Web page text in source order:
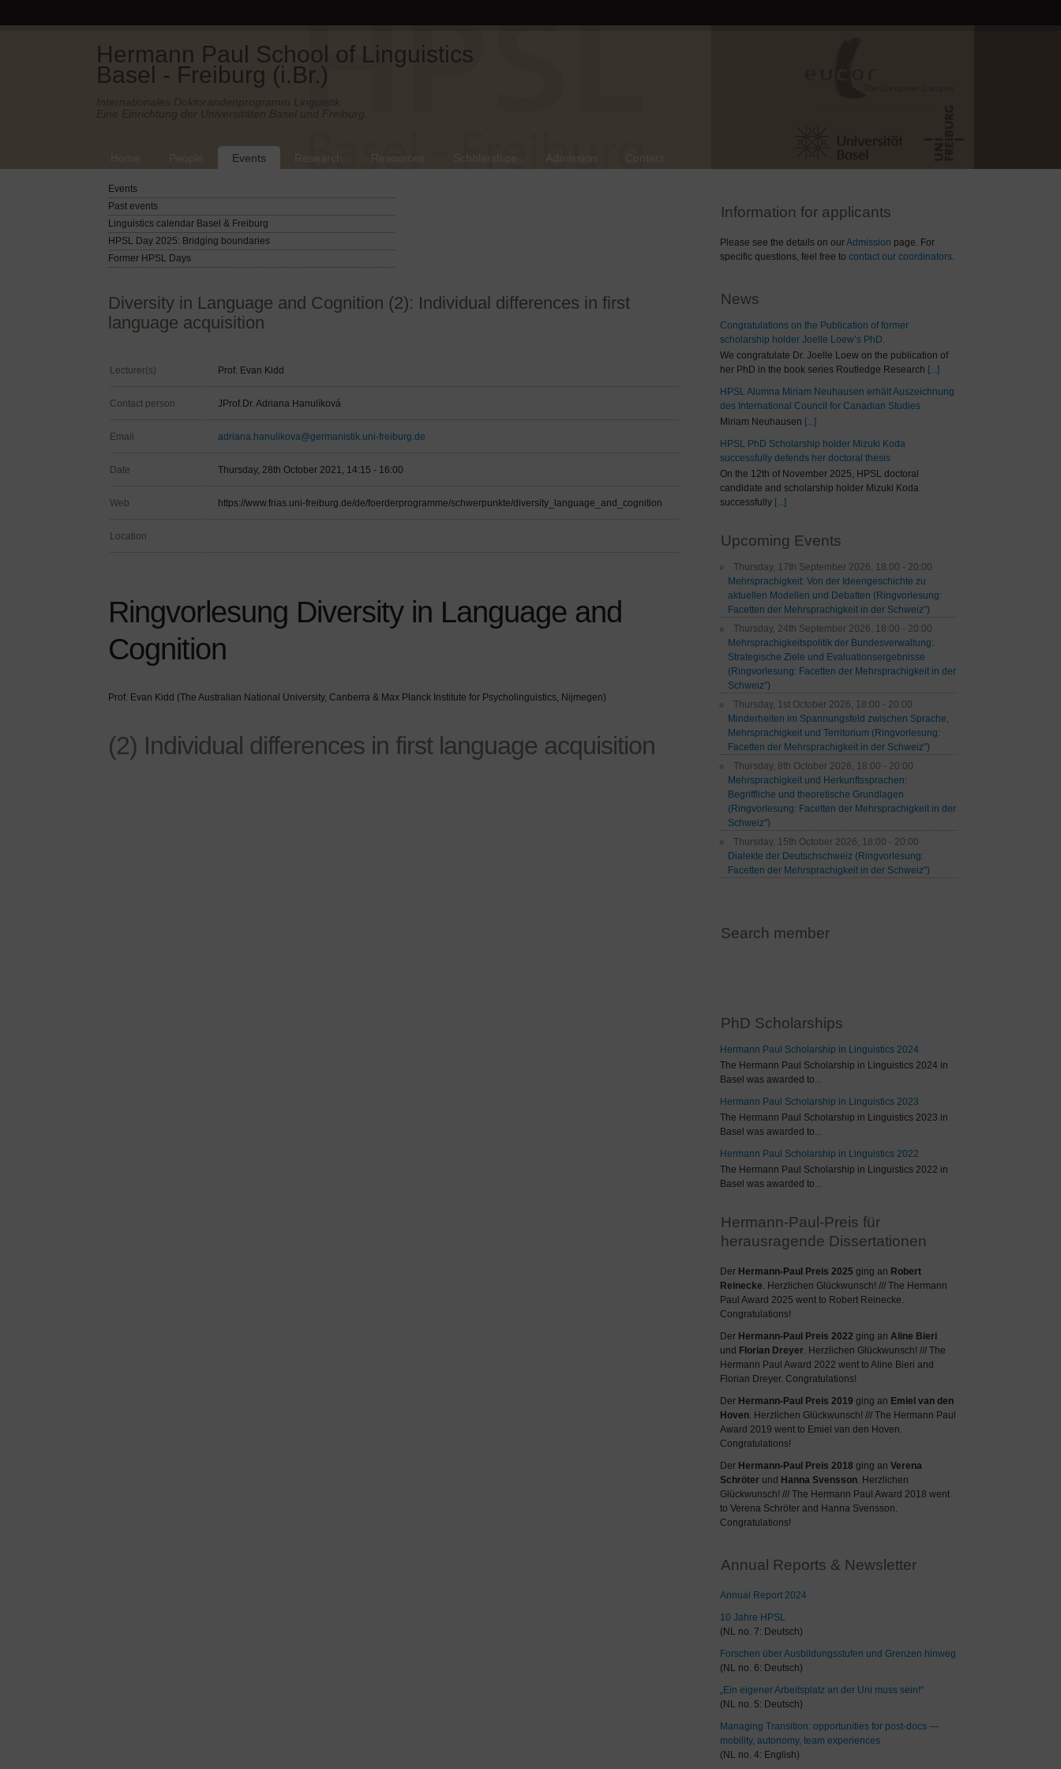
Hermann Paul School of Linguistics
Basel - Freiburg (i.Br.)
Events
Events
Past events
Linguistics calendar Basel & Freiburg
HPSL Day 2025: Bridging boundaries
Former HPSL Days
Diversity in Language and Cognition (2): Individual differences in first
language acquisition
Lecturer(s) Prof. Evan Kidd
Contact person JProf.Dr. Adriana Hanulíková
Email adriana.hanulikova@germanistik.uni-freiburg.de
Date Thursday, 28th October 2021, 14:15 - 16:00
Web https://www.frias.uni-freiburg.de/de/foerderprogramme/schwerpunkte/diversity_language_and_cognition
Location
Ringvorlesung Diversity in Language and
Cognition
Prof. Evan Kidd (The Australian National University, Canberra & Max Planck Institute for Psycholinguistics, Nijmegen)
(2) Individual differences in first language acquisition
Information for applicants
Please see the details on ourAdmission page. For
specific questions, feel free to contact our coordinators.
News
Congratulations on the Publication of former
scholarship holder Joelle Loew’s PhD.
We congratulate Dr. Joelle Loew on the publication of
her PhD in the book series Routledge Research [...]
HPSL Alumna Miriam Neuhausen erhält Auszeichnung
des International Council for Canadian Studies
Miriam Neuhausen [...]
HPSL PhD Scholarship holder Mizuki Koda
successfully defends her doctoral thesis
On the 12th of November 2025, HPSL doctoral
candidate and scholarship holder Mizuki Koda
successfully [...]
Upcoming Events
Thursday, 17th September 2026, 18:00 - 20:00
Mehrsprachigkeit: Von der Ideengeschichte zu
aktuellen Modellen und Debatten (Ringvorlesung:
Facetten der Mehrsprachigkeit in der Schweiz")
Thursday, 24th September 2026, 18:00 - 20:00
Mehrsprachigkeitspolitik der Bundesverwaltung:
Strategische Ziele und Evaluationsergebnisse
(Ringvorlesung: Facetten der Mehrsprachigkeit in der
Schweiz”)
Thursday, 1st October 2026, 18:00 - 20:00
Minderheiten im Spannungsfeld zwischen Sprache,
Mehrsprachigkeit und Territorium (Ringvorlesung:
Facetten der Mehrsprachigkeit in der Schweiz")
Thursday, 8th October 2026, 18:00 - 20:00
Mehrsprachigkeit und Herkunftssprachen:
Begriffliche und theoretische Grundlagen
(Ringvorlesung: Facetten der Mehrsprachigkeit in der
Schweiz")
Thursday, 15th October 2026, 18:00 - 20:00
Dialekte der Deutschschweiz (Ringvorlesung:
Facetten der Mehrsprachigkeit in der Schweiz")
Search member
PhD Scholarships
Hermann Paul Scholarship in Linguistics 2024
The Hermann Paul Scholarship in Linguistics 2024 in
Basel was awarded to...
Hermann Paul Scholarship in Linguistics 2023
The Hermann Paul Scholarship in Linguistics 2023 in
Basel was awarded to...
Hermann Paul Scholarship in Linguistics 2022
The Hermann Paul Scholarship in Linguistics 2022 in
Basel was awarded to...
Hermann-Paul-Preis für
herausragende Dissertationen
Der Hermann-Paul Preis 2025 ging an Robert
Reinecke. Herzlichen Glückwunsch! /// The Hermann
Paul Award 2025 went to Robert Reinecke.
Congratulations!
Der Hermann-Paul Preis 2022 ging an Aline Bieri
und Florian Dreyer. Herzlichen Glückwunsch! /// The
Hermann Paul Award 2022 went to Aline Bieri and
Florian Dreyer. Congratulations!
Der Hermann-Paul Preis 2019 ging an Emiel van den
Hoven. Herzlichen Glückwunsch! /// The Hermann Paul
Award 2019 went to Emiel van den Hoven.
Congratulations!
Der Hermann-Paul Preis 2018 ging an Verena
Schröter und Hanna Svensson. Herzlichen
Glückwunsch! /// The Hermann Paul Award 2018 went
to Verena Schröter and Hanna Svensson.
Congratulations!
Annual Reports & Newsletter
Annual Report 2024
10 Jahre HPSL
(NL no. 7: Deutsch)
Forschen über Ausbildungsstufen und Grenzen hinweg
(NL no. 6: Deutsch)
„Ein eigener Arbeitsplatz an der Uni muss sein!“
(NL no. 5: Deutsch)
Managing Transition: opportunities for post-docs —
mobility, autonomy, team experiences
(NL no. 4: English)